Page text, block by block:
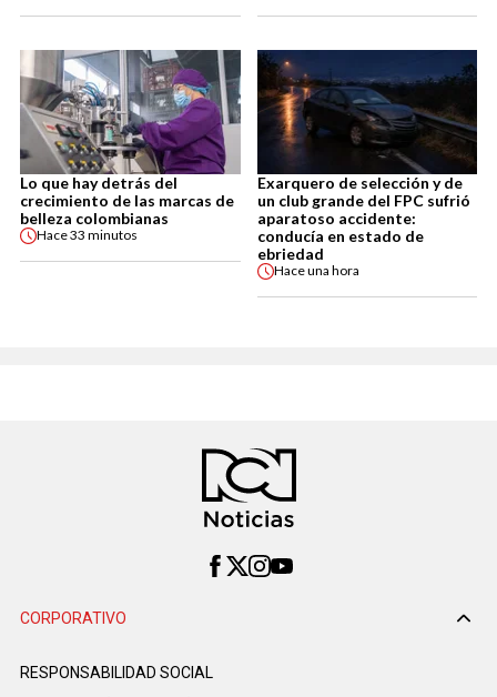
Lo que hay detrás del
crecimiento de las marcas de
belleza colombianas
Hace33 minutos
Exarquero de selección y de
un club grande del FPC sufrió
aparatoso accidente:
conducía en estado de
ebriedad
Haceuna hora
CORPORATIVO
RESPONSABILIDAD SOCIAL